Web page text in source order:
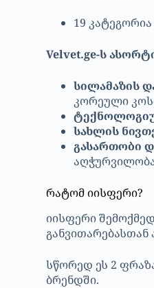
19
Velvet.ge-ს
სილამაზის
კორეული
სახლის
გასართობი
რატომ იისფერი?
იისფერი
განვითარებასთან
სწორედ ეს 2
ბრენდში.